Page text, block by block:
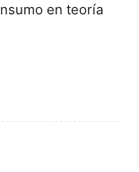
en teoría